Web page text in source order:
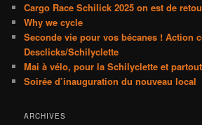
r
c
h
e
Cargo Race Schilick 2025 on est de
Why we cycle
Seconde vie pour vos bécanes ! Action
Desclicks/Schilyclette
Mai à vélo, pour la Schilyclette et
Soirée d’inauguration du nouveau local
ARCHIVES